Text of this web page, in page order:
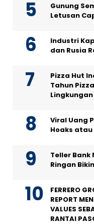
Gunung
Letusan
Industri
dan Rusia
Pizza Hut
Tahun
Lingkungan
Viral Uang
Hoaks
Teller Bank
Ringan
FERRERO
REPORT
VALUES
RANTAI